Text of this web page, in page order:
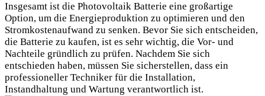
Insgesamt ist die Photovoltaik Batterie eine großartige
Option, um die Energieproduktion zu optimieren und den
Stromkostenaufwand zu senken. Bevor Sie sich entscheiden,
die Batterie zu kaufen, ist es sehr wichtig, die Vor- und
Nachteile gründlich zu prüfen. Nachdem Sie sich
entschieden haben, müssen Sie sicherstellen, dass ein
professioneller Techniker für die Installation,
Instandhaltung und Wartung verantwortlich ist.